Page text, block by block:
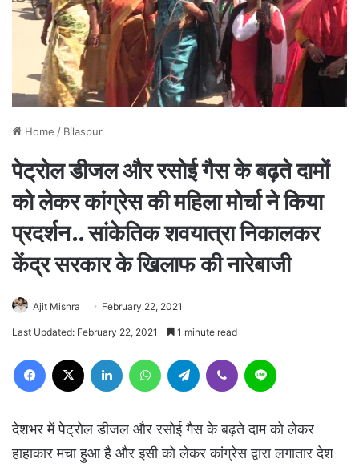
Home / Bilaspur
पेट्रोल डीजल और रसोई गैस के बढ़ते दामों
को लेकर कांग्रेस की महिला मोर्चा ने किया
प्रदर्शन.. सांकेतिक शवयात्रा निकालकर
केंद्र सरकार के खिलाफ की नारेबाजी
Ajit Mishra February 22, 2021
Last Updated: February 22, 2021 1 minute read
Facebook LinkedIn WhatsAppTelegram Viber
देशभर में पेट्रोल डीजल और रसोई गैस के बढ़ते दाम को लेकर
हाहाकार मचा हुआ है और इसी को लेकर कांग्रेस द्वारा लगातार देश